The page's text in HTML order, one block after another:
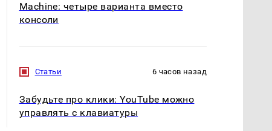
Machine: четыре варианта вместо
консоли
Статьи 6 часов назад
Забудьте про клики: YouTube можно
управлять с клавиатуры